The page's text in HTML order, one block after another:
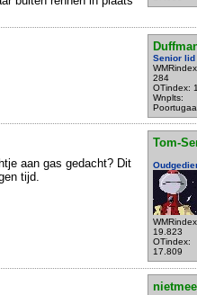
Senior lid
284
OTindex:
Wnplts:
Tom-
19.823
OTindex:
17.809
aan gas gedacht? Dit
tijd.